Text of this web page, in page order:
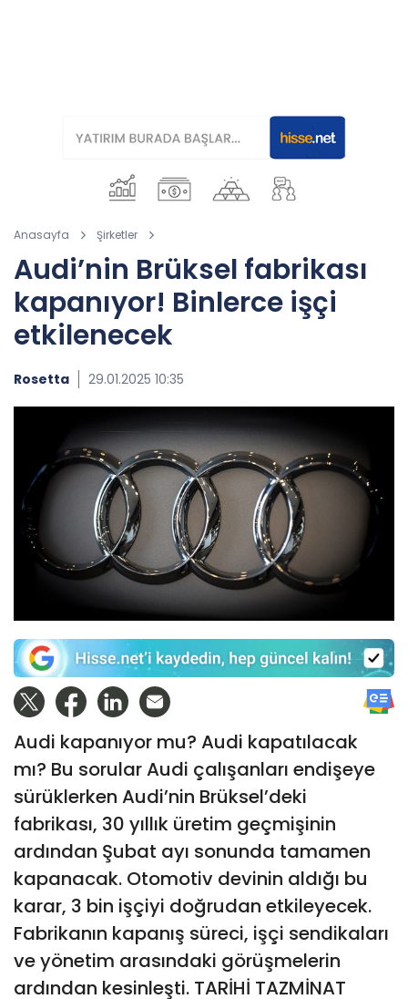
Anasayfa Şirketler
Audi’nin Brüksel fabrikası
kapanıyor! Binlerce işçi
etkilenecek
Rosetta 29.01.2025 10:35
Audi kapanıyor mu? Audi kapatılacak
mı? Bu sorular Audi çalışanları endişeye
sürüklerken Audi’nin Brüksel’deki
fabrikası, 30 yıllık üretim geçmişinin
ardından Şubat ayı sonunda tamamen
kapanacak. Otomotiv devinin aldığı bu
karar, 3 bin işçiyi doğrudan etkileyecek.
Fabrikanın kapanış süreci, işçi sendikaları
ve yönetim arasındaki görüşmelerin
ardından kesinleşti. TARİHİ TAZMİNAT